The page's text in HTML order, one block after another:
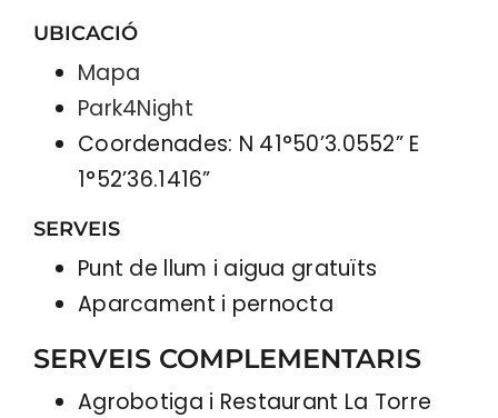
UBICACIÓ
Mapa
Park4Night
Coordenades: N 41°50’3.0552” E
1°52’36.1416”
SERVEIS
Punt de llum i aigua gratuïts
Aparcament i pernocta
SERVEIS COMPLEMENTARIS
Agrobotiga i Restaurant La Torre